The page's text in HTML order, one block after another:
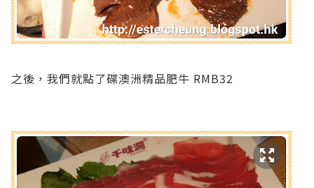
之後，我們就點了碟澳洲精品肥牛 RMB32